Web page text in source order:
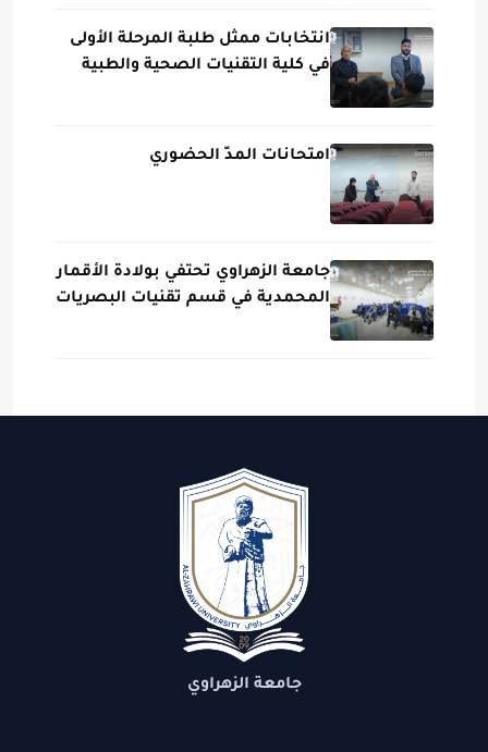
انتخابات ممثل طلبة المرحلة الأولى
في كلية التقنيات الصحية والطبية
امتحانات المدّ الحضوري
جامعة الزهراوي تحتفي بولادة الأقمار
المحمدية في قسم تقنيات البصريات
جامعة الزهراوي